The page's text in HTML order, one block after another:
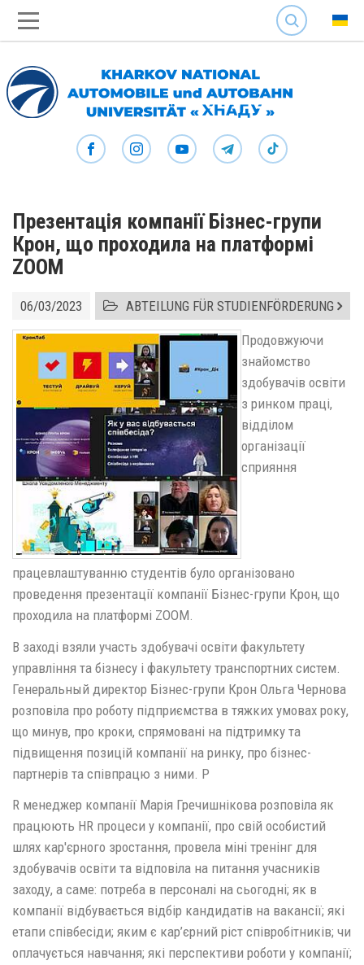
SEARCH
Презентація компанії Бізнес-групи
Крон, що проходила на платформі
ZOOM
06/03/2023 ABTEILUNG FÜR STUDIENFÖRDERUNG
Продовжуючи
знайомство
здобувачів освіти
з ринком праці,
відділом
організації
сприяння
працевлаштуванню студентів було організовано
проведення презентації компанії Бізнес-групи Крон, що
проходила на платформі ZOOM.
В заході взяли участь здобувачі освіти факультету
управління та бізнесу і факультету транспортних систем.
Генеральный директор Бізнес-групи Крон Ольга Чернова
розповіла про роботу підприємства в тяжких умовах року,
що минув, про кроки, спрямовані на підтримку та
підвищення позицій компанії на ринку, про бізнес-
партнерів та співпрацю з ними. P
R менеджер компанії Марія Гречишнікова розповіла як
працюють HR процеси у компанії, про свій особистий
шлях кар'єрного зростання, провела міні тренінг для
здобувачів освіти та відповіла на питання учасників
заходу, а саме: потреба в персоналі на сьогодні; як в
компанії відбувається відбір кандидатів на вакансії; які
етапи співбесіди; яким є кар’єрний ріст співробітників; чи
оплачується навчання; які перспективи роботи у компанії;